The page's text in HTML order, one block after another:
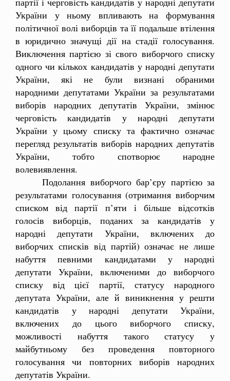
України у ньому впливають на формування
політичної волі виборців та її подальше втілення
в юридично значущі дії на стадії голосування.
Виключення партією зі свого виборчого списку
одного чи кількох кандидатів у народні депутати
України, які не були визнані обраними
народними депутатами України за результатами
виборів народних депутатів України, змінює
черговість кандидатів у народні депутати
України у цьому списку та фактично означає
перегляд результатів виборів народних депутатів
України, тобто спотворює народне
волевиявлення.
Подолання виборчого бар’єру партією за
результатами голосування (отримання виборчим
списком від партії п’яти і більше відсотків
голосів виборців, поданих за кандидатів у
народні депутати України, включених до
виборчих списків від партій) означає не лише
набуття певними кандидатами у народні
депутати України, включеними до виборчого
списку від цієї партії, статусу народного
депутата України, але й виникнення у решти
кандидатів у народні депутати України,
включених до цього виборчого списку,
можливості набуття такого статусу у
майбутньому без проведення повторного
голосування чи повторних виборів народних
депутатів України.